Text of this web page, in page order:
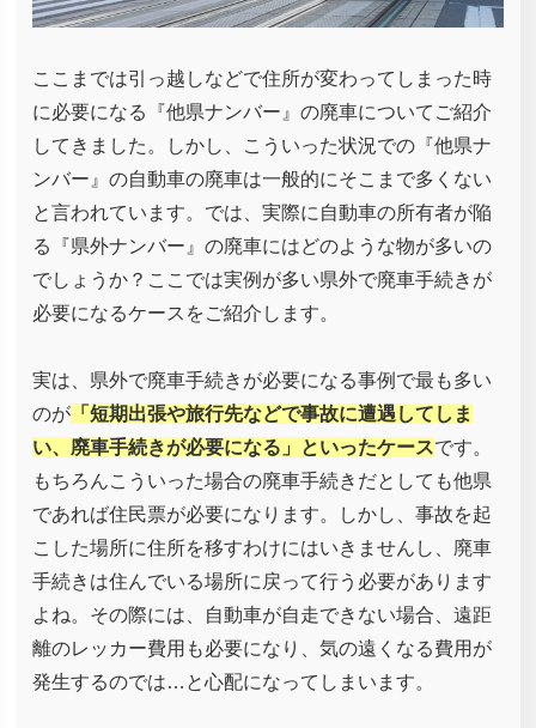
ここまでは引っ越しなどで住所が変わってしまった時
に必要になる『他県ナンバー』の廃車についてご紹介
してきました。しかし、こういった状況での『他県ナ
ンバー』の自動車の廃車は一般的にそこまで多くない
と言われています。では、実際に自動車の所有者が陥
る『県外ナンバー』の廃車にはどのような物が多いの
でしょうか？ここでは実例が多い県外で廃車手続きが
必要になるケースをご紹介します。
実は、県外で廃車手続きが必要になる事例で最も多い
のが「短期出張や旅行先などで事故に遭遇してしま
い、廃車手続きが必要になる」といったケースです。
もちろんこういった場合の廃車手続きだとしても他県
であれば住民票が必要になります。しかし、事故を起
こした場所に住所を移すわけにはいきませんし、廃車
手続きは住んでいる場所に戻って行う必要があります
よね。その際には、自動車が自走できない場合、遠距
離のレッカー費用も必要になり、気の遠くなる費用が
発生するのでは…と心配になってしまいます。